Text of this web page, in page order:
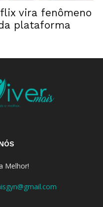
vira fenômeno
plataforma
Melhor!